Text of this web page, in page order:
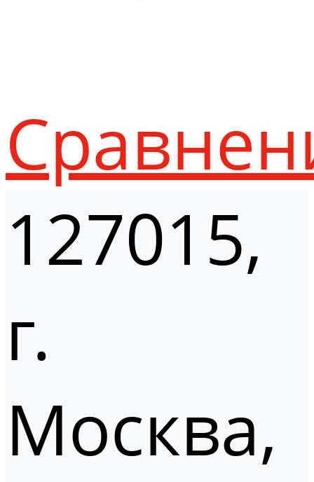
127015,
г.
Москва,